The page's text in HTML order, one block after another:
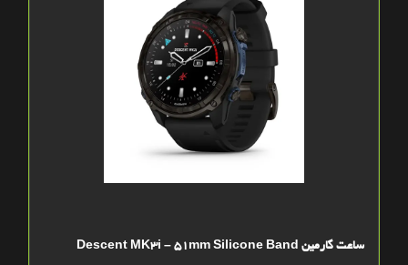
ساعت گارمین Descent MK3i – 51mm Silicone Band